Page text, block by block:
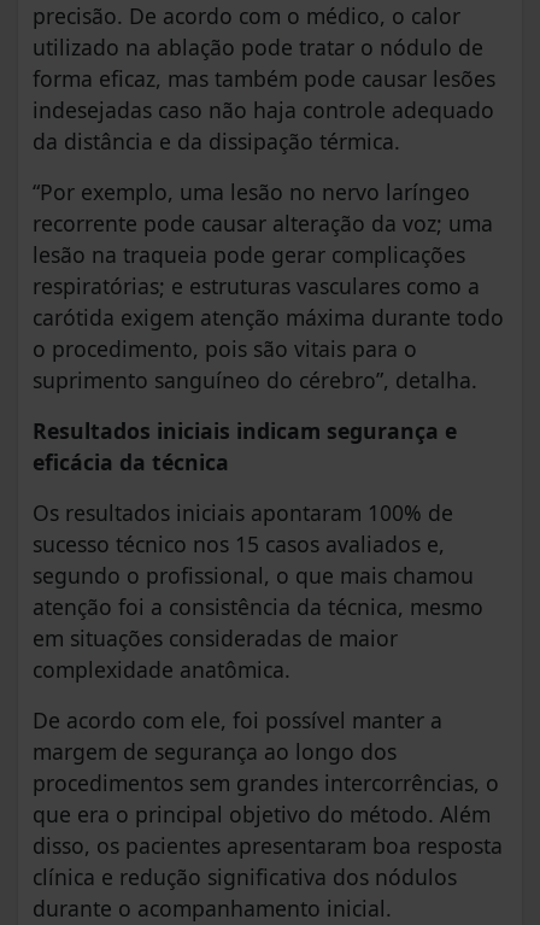
precisão. De acordo com o médico, o calor
utilizado na ablação pode tratar o nódulo de
forma eficaz, mas também pode causar lesões
indesejadas caso não haja controle adequado
da distância e da dissipação térmica.
“Por exemplo, uma lesão no nervo laríngeo
recorrente pode causar alteração da voz; uma
lesão na traqueia pode gerar complicações
respiratórias; e estruturas vasculares como a
carótida exigem atenção máxima durante todo
o procedimento, pois são vitais para o
suprimento sanguíneo do cérebro”, detalha.
Resultados iniciais indicam segurança e
eficácia da técnica
Os resultados iniciais apontaram 100% de
sucesso técnico nos 15 casos avaliados e,
segundo o profissional, o que mais chamou
atenção foi a consistência da técnica, mesmo
em situações consideradas de maior
complexidade anatômica.
De acordo com ele, foi possível manter a
margem de segurança ao longo dos
procedimentos sem grandes intercorrências, o
que era o principal objetivo do método. Além
disso, os pacientes apresentaram boa resposta
clínica e redução significativa dos nódulos
durante o acompanhamento inicial.